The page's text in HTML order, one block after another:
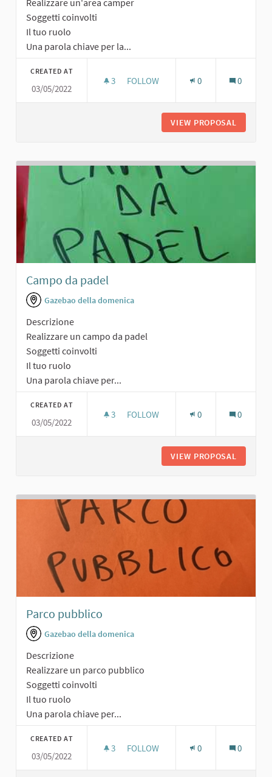
Realizzare un'area camper
Soggetti coinvolti
Il tuo ruolo
Una parola chiave per la...
CREATED AT
03/05/2022
3 3 FOLLOWERS
FOLLOW 0 0
VIEW PROPOSAL
Campo da padel
Gazebao della domenica
Descrizione
Realizzare un campo da padel
Soggetti coinvolti
Il tuo ruolo
Una parola chiave per...
CREATED AT
03/05/2022
3 3 FOLLOWERS
FOLLOW 0 0
VIEW PROPOSAL
Parco pubblico
Gazebao della domenica
Descrizione
Realizzare un parco pubblico
Soggetti coinvolti
Il tuo ruolo
Una parola chiave per...
CREATED AT
03/05/2022
3 3 FOLLOWERS
FOLLOW 0 0